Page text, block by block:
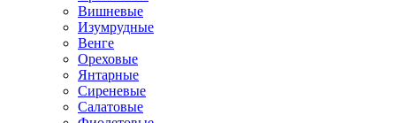
Вишневые
Изумрудные
Венге
Ореховые
Янтарные
Сиреневые
Салатовые